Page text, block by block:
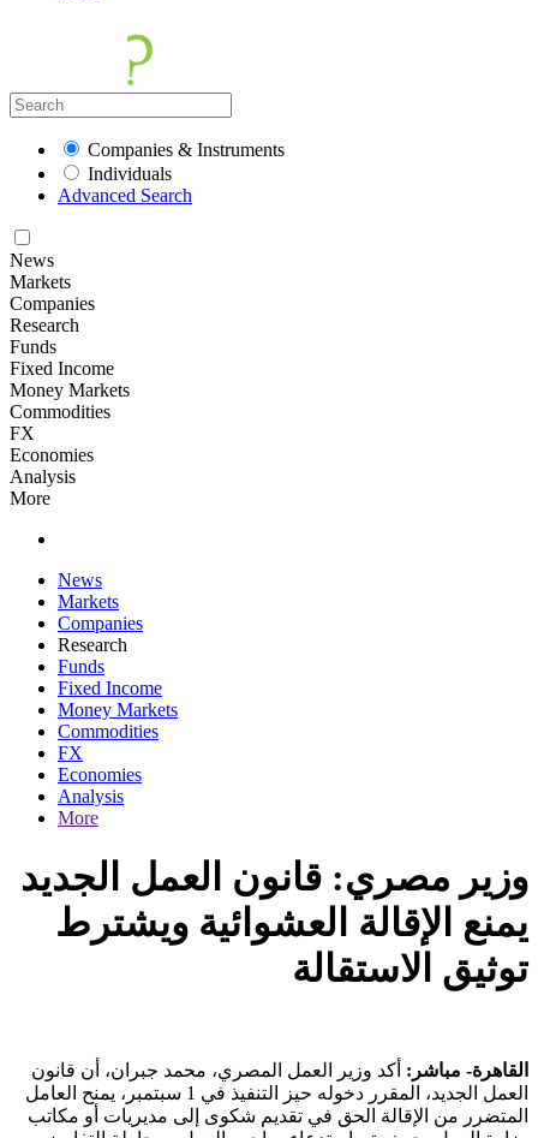
Companies & Instruments
Individuals
Advanced Search
News
Markets
Companies
Research
Funds
Fixed Income
Money Markets
Commodities
FX
Economies
Analysis
More
News
Markets
Companies
Research
Funds
Fixed Income
Money Markets
Commodities
FX
Economies
Analysis
More
وزير مصري: قانون العمل الجديد
يمنع الإقالة العشوائية ويشترط
توثيق الاستقالة
القاهرة- مباشر: أكد وزير العمل المصري، محمد جبران، أن قانون
العمل الجديد، المقرر دخوله حيز التنفيذ في 1 سبتمبر، يمنح العامل
المتضرر من الإقالة الحق في تقديم شكوى إلى مديريات أو مكاتب